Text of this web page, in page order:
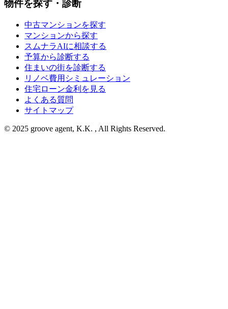
物件を探す・診断
中古マンションを探す
マンションから探す
スムナラAIに相談する
予算から診断する
住まいの街を診断する
リノベ費用シミュレーション
住宅ローン金利を見る
よくある質問
サイトマップ
© 2025 groove agent, K.K. , All Rights Reserved.